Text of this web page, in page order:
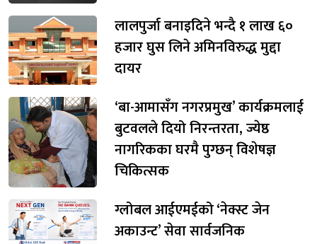
लालपुर्जा बनाइदिने भन्दै १ लाख ६०
हजार घुस लिने अमिनविरुद्ध मुद्दा
दायर
‘बा-आमासँग नगरप्रमुख’ कार्यक्रमलाई
बुटवलले दियो निरन्तरता, ज्येष्ठ
नागरिकका घरमै पुग्छन् विशेषज्ञ
चिकित्सक
ग्लोबल आईएमईको ‘नेक्स्ट जेन
अकाउन्ट’ सेवा सार्वजनिक